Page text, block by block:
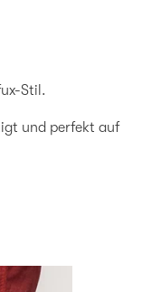
Stil.
und perfekt auf